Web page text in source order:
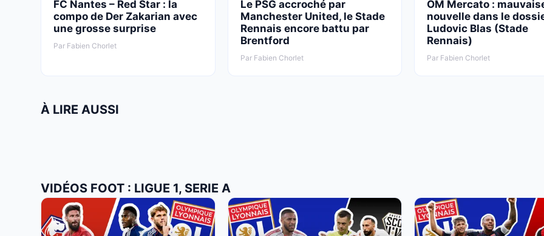
FC Nantes – Red Star : la
compo de Der Zakarian avec
une grosse surprise
Par Fabien Chorlet
Le PSG accroché par
Manchester United, le Stade
Rennais encore battu par
Brentford
Par Fabien Chorlet
OM Mercato :
nouvelle dans le
Ludovic Blas (Stade
Rennais)
Par Fabien Chorlet
À LIRE AUSSI
VIDÉOS FOOT : LIGUE 1, SERIE A